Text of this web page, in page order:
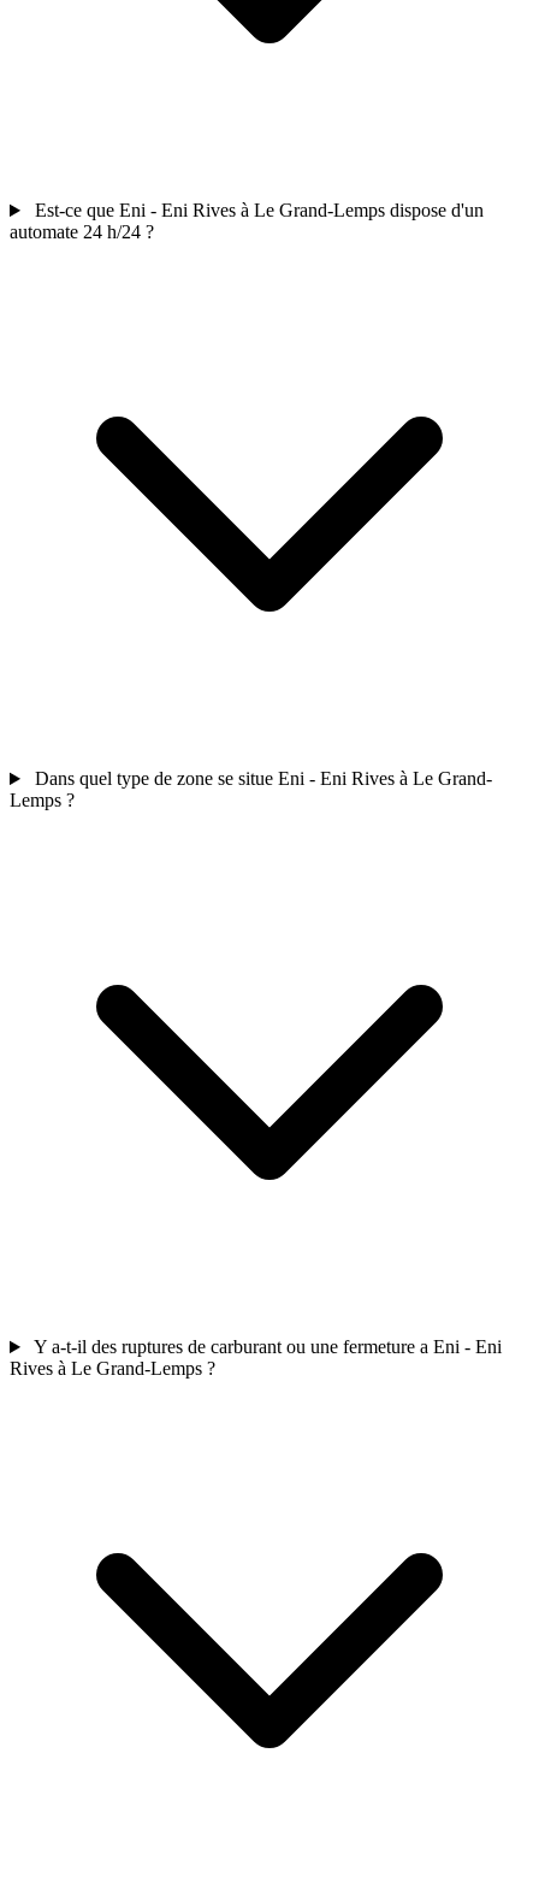
Est-ce que Eni - Eni Rives à Le Grand-Lemps dispose d'un
automate 24 h/24 ?
Dans quel type de zone se situe Eni - Eni Rives à Le Grand-
Lemps ?
Y a-t-il des ruptures de carburant ou une fermeture a Eni - Eni
Rives à Le Grand-Lemps ?